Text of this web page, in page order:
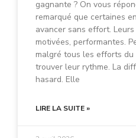
gagnante ? On vous
remarqué que certaines
avancer sans effort.
motivées, performantes.
malgré tous les efforts
trouver leur rythme. La
hasard. Elle
LIRE LA SUITE »